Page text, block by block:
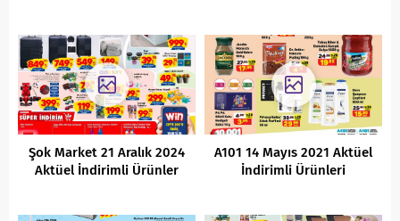
Şok Market 21 Aralık 2024
Aktüel İndirimli Ürünler
A101 14 Mayıs 2021 Aktüel
İndirimli Ürünleri